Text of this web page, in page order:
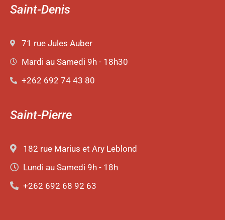
Saint-Denis
71 rue Jules Auber
Mardi au Samedi 9h - 18h30
+262 692 74 43 80
Saint-Pierre
182 rue Marius et Ary Leblond
Lundi au Samedi 9h - 18h
+262 692 68 92 63